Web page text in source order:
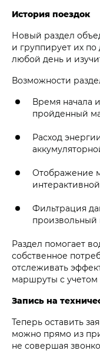
История поездок
Новый раздел
и группирует их
любой день и
Возможности
Время начала
пройденный
Расход
Отображение
Фильтрация
произвольный
Раздел помогает
собственное
отслеживать
маршруты с учетом
Запись на
Теперь оставить
можно прямо из
не совершая